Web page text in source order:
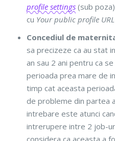
profile settings (sub
cu Your public profile URL
Concediul de
sa precizeze ca au stat
an sau 2 ani pentru ca
perioada prea mare de
timp cat aceasta
de probleme din partea
intrebare este atunci
intrerupere intre 2 job-